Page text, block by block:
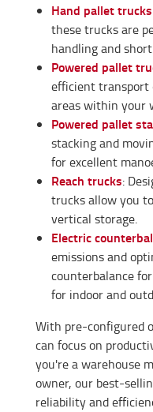
Hand pallet trucks
these trucks are
handling and
Powered pallet
efficient transport
areas within your
Powered pallet
stacking and
for excellent
Reach trucks:
trucks allow you
vertical storage.
Electric
emissions and
counterbalance
for indoor and
With pre-configured
can focus on
you're a warehouse
owner, our best-
reliability and